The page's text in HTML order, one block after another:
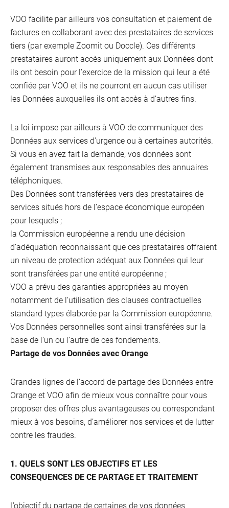
VOO facilite par ailleurs vos consultation et paiement de
factures en collaborant avec des prestataires de services
tiers (par exemple Zoomit ou Doccle). Ces différents
prestataires auront accès uniquement aux Données dont
ils ont besoin pour l’exercice de la mission qui leur a été
confiée par VOO et ils ne pourront en aucun cas utiliser
les Données auxquelles ils ont accès à d’autres fins.
La loi impose par ailleurs à VOO de communiquer des
Données aux services d’urgence ou à certaines autorités.
Si vous en avez fait la demande, vos données sont
également transmises aux responsables des annuaires
téléphoniques.
Des Données sont transférées vers des prestataires de
services situés hors de l’espace économique européen
pour lesquels ;
la Commission européenne a rendu une décision
d’adéquation reconnaissant que ces prestataires offraient
un niveau de protection adéquat aux Données qui leur
sont transférées par une entité européenne ;
VOO a prévu des garanties appropriées au moyen
notamment de l’utilisation des clauses contractuelles
standard types élaborée par la Commission européenne.
Vos Données personnelles sont ainsi transférées sur la
base de l’un ou l’autre de ces fondements.
Partage de vos Données avec Orange
Grandes lignes de l’accord de partage des Données entre
Orange et VOO afin de mieux vous connaître pour vous
proposer des offres plus avantageuses ou correspondant
mieux à vos besoins, d’améliorer nos services et de lutter
contre les fraudes.
1. QUELS SONT LES OBJECTIFS ET LES
CONSEQUENCES DE CE PARTAGE ET TRAITEMENT
L’objectif du partage de certaines de vos données